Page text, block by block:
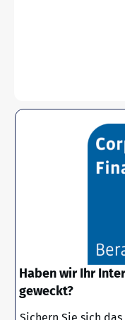
Haben wir Ihr
geweckt?
Sichern Sie sich das